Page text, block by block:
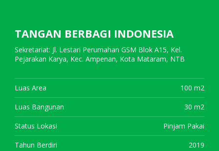
TANGAN BERBAGI INDONESIA
Sekretariat: Jl. Lestari Perumahan GSM Blok A15, Kel.
Pejarakan Karya, Kec. Ampenan, Kota Mataram, NTB
Luas Area 100 m2
Luas Bangunan 30 m2
Status Lokasi Pinjam Pakai
Tahun Berdiri 2019